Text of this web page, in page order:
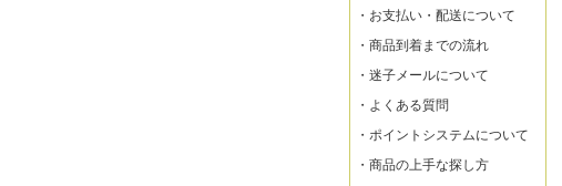
・ お支払い・配送について
・ 商品到着までの流れ
・ 迷子メールについて
・ よくある質問
・ ポイントシステムについて
・ 商品の上手な探し方